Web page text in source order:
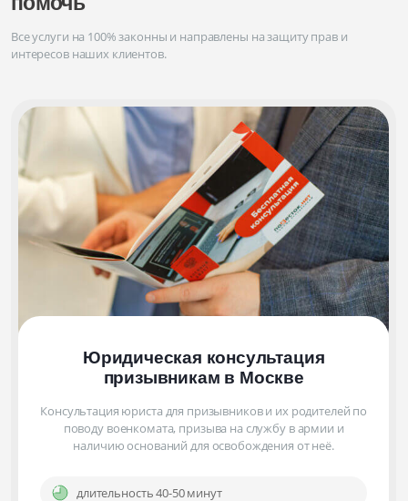
Все услуги на 100% законны и направлены на защиту прав и
интересов наших клиентов.
Юридическая консультация
призывникам в Москве
Консультация юриста для призывников и их родителей по
поводу военкомата, призыва на службу в армии и
наличию оснований для освобождения от неё.
длительность 40-50 минут